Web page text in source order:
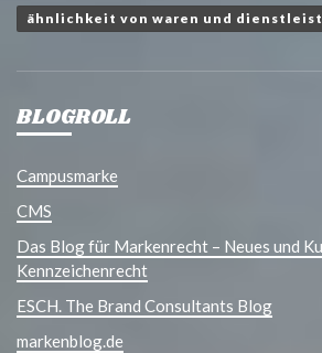
ähnlichkeit von waren und
BLOGROLL
Campusmarke
CMS
Das Blog für Markenrecht – Neues und
Kennzeichenrecht
ESCH. The Brand Consultants Blog
markenblog.de